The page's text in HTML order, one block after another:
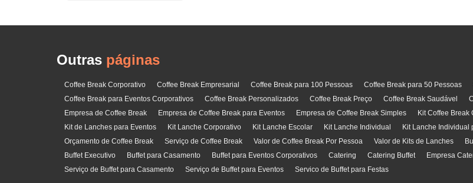
Outras páginas
Coffee Break Corporativo Coffee Break Empresarial Coffee Break para 100 Pessoas Coffee Break para 50 Pessoas
Coffee Break para Eventos Corporativos
Coffee Break Personalizados Coffee Break Preço Coffee Break Saudável
Empresa de Coffee Break
Empresa de Coffee Break para Eventos Empresa de Coffee Break Simples Kit Coffee Break
Kit de Lanches para Eventos
Kit Lanche Corporativo Kit Lanche Escolar Kit Lanche Individual Kit Lanche Individual
Orçamento de Coffee Break
Serviço de Coffee Break Valor de Coffee Break Por Pessoa Valor de Kits de Lanches
Buffet Executivo
Buffet para Casamento Buffet para Eventos Corporativos Catering Catering Buffet Empresa
Serviço de Buffet para Casamento
Serviço de Buffet para Eventos Servico de Buffet para Festas